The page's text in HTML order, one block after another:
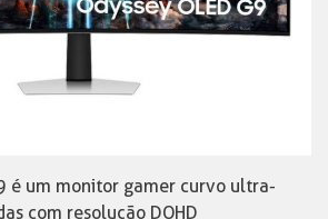
é um monitor gamer curvo ultra-
com resolução DQHD